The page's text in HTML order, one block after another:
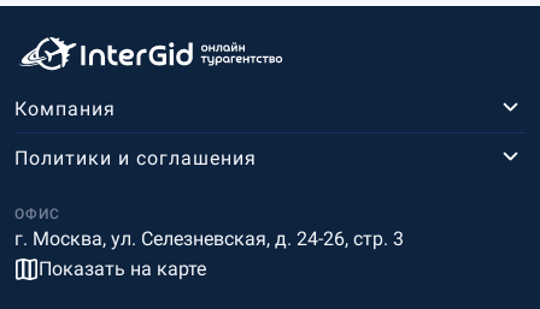
Компания
ОФИС
г. Москва, ул. Селезневская, д. 24-26, стр. 3
Показать на карте
Политики и соглашения